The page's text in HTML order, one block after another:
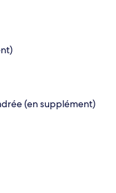
(en supplément)